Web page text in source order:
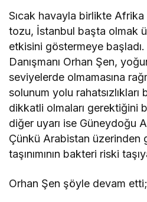
Sıcak havayla birlikte
tozu, İstanbul başta olmak
etkisini göstermeye
Danışmanı Orhan Şen,
seviyelerde olmamasına
solunum yolu rahatsızlıkları
dikkatli olmaları gerektiğini
diğer uyarı ise Güneydoğu
Çünkü Arabistan üzerinden
taşınımının bakteri riski
Orhan Şen şöyle devam etti;